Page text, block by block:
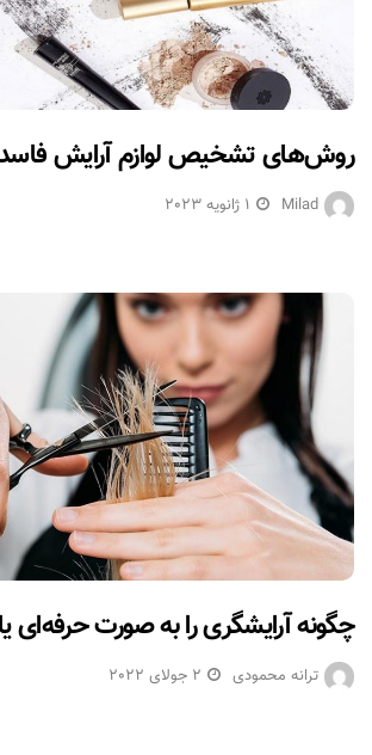
روش‌های تشخیص لوازم آرایش
Milad 1 ژانویه 2023
چگونه آرایشگری را به صورت حرفه‌ای
ترانه محمودی 2 جولای 2022